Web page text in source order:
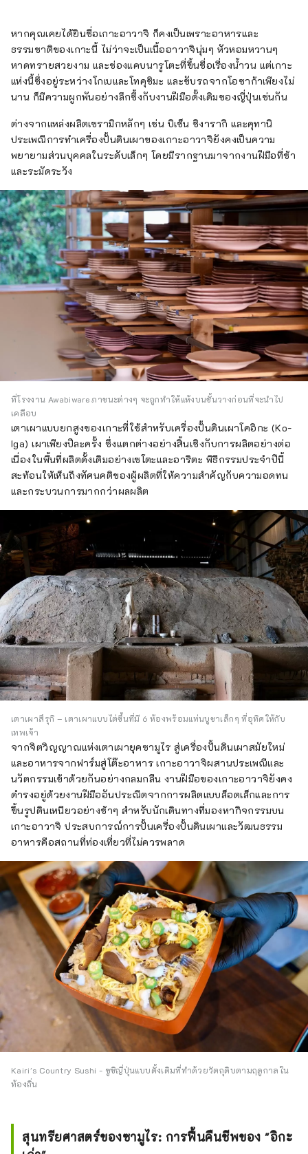
หากคุณเคยได้ยินชื่อเกาะอาวาจิ ก็คงเป็นเพราะอาหารและ
ธรรมชาติของเกาะนี้ ไม่ว่าจะเป็นเนื้ออาวาจินุ่มๆ หัวหอมหวานๆ
หาดทรายสวยงาม และช่องแคบนารูโตะที่ขึ้นชื่อเรื่องน้ำวน แต่เกาะ
แห่งนี้ซึ่งอยู่ระหว่างโกเบและโทคุชิมะ และขับรถจากโอซาก้าเพียงไม่
นาน ก็มีความผูกพันอย่างลึกซึ้งกับงานฝีมือดั้งเดิมของญี่ปุ่นเช่นกัน
ต่างจากแหล่งผลิตเซรามิกหลักๆ เช่น บิเซ็น ชิงารากิ และคุทานิ
ประเพณีการทำเครื่องปั้นดินเผาของเกาะอาวาจิยังคงเป็นความ
พยายามส่วนบุคคลในระดับเล็กๆ โดยมีรากฐานมาจากงานฝีมือที่ช้า
และระมัดระวัง
ที่โรงงาน Awabiware ภาชนะต่างๆ จะถูกทำให้แห้งบนชั้นวางก่อนที่จะนำไป
เคลือบ
เตาเผาแบบยกสูงของเกาะที่ใช้สำหรับเครื่องปั้นดินเผาโคอิกะ (Ko-
Iga) เผาเพียงปีละครั้ง ซึ่งแตกต่างอย่างสิ้นเชิงกับการผลิตอย่างต่อ
เนื่องในพื้นที่ผลิตดั้งเดิมอย่างเซโตะและอาริตะ พิธีกรรมประจำปีนี้
สะท้อนให้เห็นถึงทัศนคติของผู้ผลิตที่ให้ความสำคัญกับความอดทน
และกระบวนการมากกว่าผลผลิต
เตาเผาสึรุกิ – เตาเผาแบบไต่ขึ้นที่มี 6 ห้องพร้อมแท่นบูชาเล็กๆ ที่อุทิศให้กับ
เทพเจ้า
จากจิตวิญญาณแห่งเตาเผายุคซามูไร สู่เครื่องปั้นดินเผาสมัยใหม่
และอาหารจากฟาร์มสู่โต๊ะอาหาร เกาะอาวาจิผสานประเพณีและ
นวัตกรรมเข้าด้วยกันอย่างกลมกลืน งานฝีมือของเกาะอาวาจิยังคง
ดำรงอยู่ด้วยงานฝีมืออันประณีตจากการผลิตแบบล็อตเล็กและการ
ขึ้นรูปดินเหนียวอย่างช้าๆ สำหรับนักเดินทางที่มองหากิจกรรมบน
เกาะอาวาจิ ประสบการณ์การปั้นเครื่องปั้นดินเผาและวัฒนธรรม
อาหารคือสถานที่ท่องเที่ยวที่ไม่ควรพลาด
Kairi's Country Sushi - ซูชิญี่ปุ่นแบบดั้งเดิมที่ทำด้วยวัตถุดิบตามฤดูกาลใน
ท้องถิ่น
สุนทรียศาสตร์ของซามูไร: การฟื้นคืนชีพของ "อิกะ